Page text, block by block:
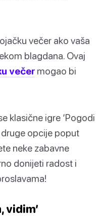
večer ako vaša
blagdana. Ovaj
večer mogao bi
klasične igre ‘Pogodi
opcije poput
neke zabavne
donijeti radost i
vidim’